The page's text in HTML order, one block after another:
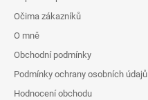
Očima zákazníků
O mně
Obchodní podmínky
Podmínky ochrany osobních údajů
Hodnocení obchodu